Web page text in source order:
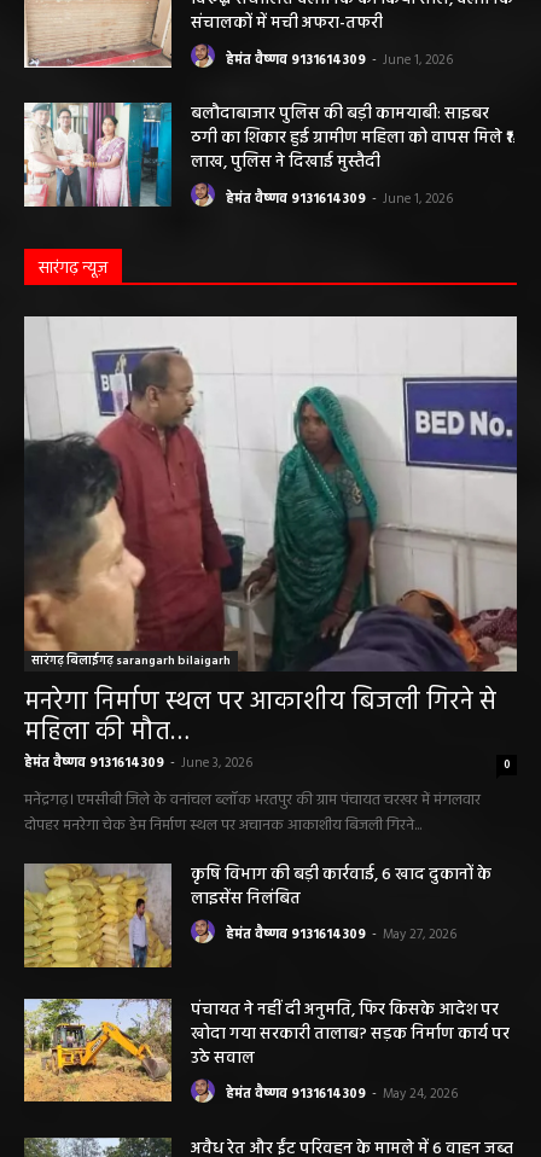
बलौदाबाजार ब्रेकिंग: जिला प्रशासन ने नियमों के
विरुद्ध संचालित क्लीनिक को किया सील, क्लीनिक
संचालकों में मची अफरा-तफरी
हेमंत वैष्णव 9131614309 June 1, 2026
बलौदाबाजार पुलिस की बड़ी कामयाबी: साइबर
ठगी का शिकार हुई ग्रामीण महिला को वापस मिले ₹1
लाख, पुलिस ने दिखाई मुस्तैदी
सारंगढ़ बिलाईगढ़ sarangarh bilaigarh
मनरेगा निर्माण स्थल पर आकाशीय बिजली गिरने से
महिला की मौत…
हेमंत वैष्णव 9131614309 - June 3, 2026
दोपहर मनरेगा चेक डेम निर्माण स्थल पर अचानक आकाशीय बिजली गिरने...
कृषि विभाग की बड़ी कार्रवाई, 6 खाद दुकानों के
लाइसेंस निलंबित
पंचायत ने नहीं दी अनुमति, फिर किसके आदेश पर
खोदा गया सरकारी तालाब? सड़क निर्माण कार्य पर
उठे सवाल
हेमंत वैष्णव 9131614309 May 24, 2026